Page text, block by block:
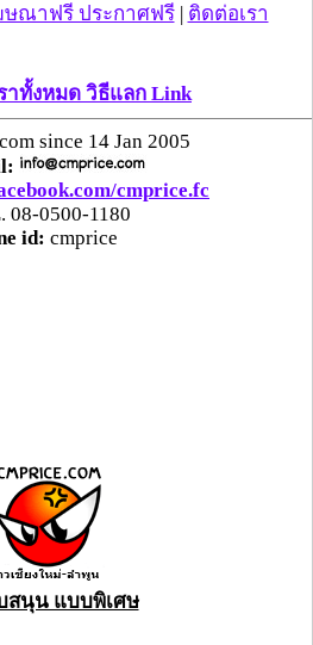
ษณาฟรี ประกาศฟรี| ติดต่อเรา
าทั้งหมด วิธีแลก Link
since 14 Jan 2005
cmprice.fc
08-0500-1180
id: cmprice
สนุน แบบพิเศษ